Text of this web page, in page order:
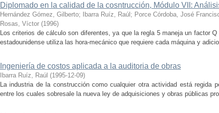
Diplomado en la calidad de la cosntrucción, Módulo VII:
Hernández Gómez, Gilberto; Ibarra Ruíz, Raúl ; Porce Córdoba, José
Rosas, Víctor (1996)
Los criterios de cálculo son diferentes, ya que la regla 5 maneja un factor
estadounidense utiliza las hora-mecánico que requiere cada máquina y
Ingeniería de costos aplicada a la auditoria de obras
Ibarra Ruíz, Raúl (1995-12-09)
La industria de la construcción como cualquier otra actividad está regida
entre los cuales sobresale la nueva ley de adquisiciones y obras públicas